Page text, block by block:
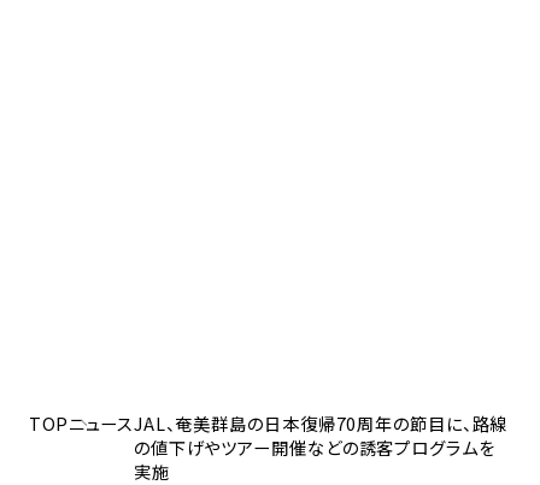
TOPニュースJAL、奄美群島の日本復帰70周年の節目に、路線
の値下げやツアー開催などの誘客プログラムを
実施